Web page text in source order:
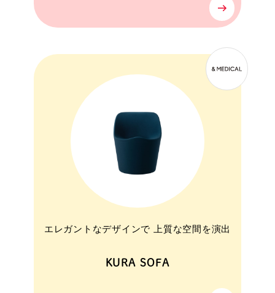
エレガントなデザインで 上質な空間を演出
KURA SOFA